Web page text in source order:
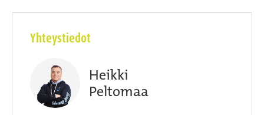
Yhteystiedot
Heikki
Peltomaa